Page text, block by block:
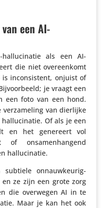
een AI-
als een AI-
die niet over­een­komt
incon­sis­tent, onjuist of
je vraagt een
een foto van een hond.
verza­me­ling van dierlijke
Of als je een
en het genereert vol
onsa­men­han­gend
hallucinatie.
subtiele onnauw­keu­rig­
ze zijn een grote zorg
die overwegen AI in te
Maar je kan het ook